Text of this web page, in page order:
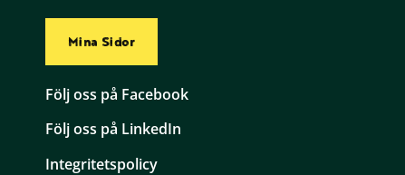
Mina Sidor
Följ oss på Facebook
Följ oss på LinkedIn
Integritetspolicy